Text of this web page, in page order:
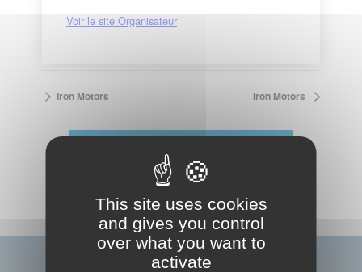
Voir le site Organisateur
Iron Motors Iron Motors
This site uses cookies
and gives you control
over what you want to
activate